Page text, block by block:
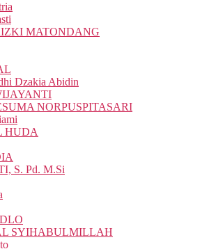
MATONDANG
Dzakia Abidin
NORPUSPITASARI
HUDA
S. Pd. M.Si
SYIHABULMILLAH